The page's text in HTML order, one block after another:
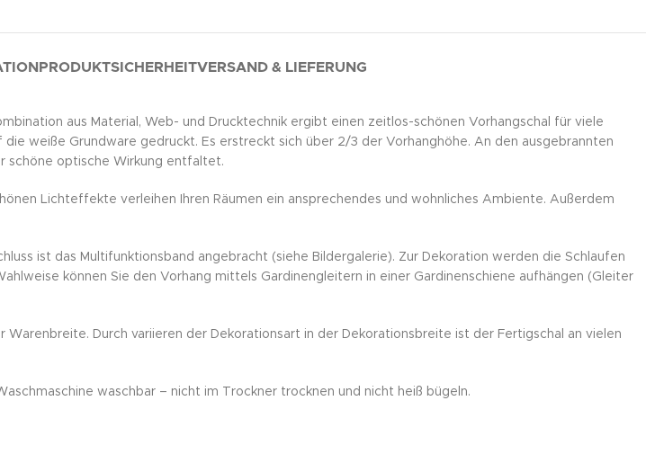
PRODUKTSICHERHEITVERSAND & LIEFERUNG
aus Material, Web- und Drucktechnik ergibt einen zeitlos-schönen Vorhangschal für viele
weiße Grundware gedruckt. Es erstreckt sich über 2/3 der Vorhanghöhe. An den ausgebrannten
schöne optische Wirkung entfaltet.
Lichteffekte verleihen Ihren Räumen ein ansprechendes und wohnliches Ambiente. Außerdem
ist das Multifunktionsband angebracht (siehe Bildergalerie). Zur Dekoration werden die Schlaufen
können Sie den Vorhang mittels Gardinengleitern in einer Gardinenschiene aufhängen (Gleiter
Durch variieren der Dekorationsart in der Dekorationsbreite ist der Fertigschal an vielen
waschbar – nicht im Trockner trocknen und nicht heiß bügeln.